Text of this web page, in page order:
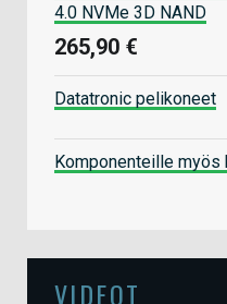
4.0 NVMe 3D NAND
265,90 €
Datatronic pelikoneet
Komponenteille myös
VIDEOT